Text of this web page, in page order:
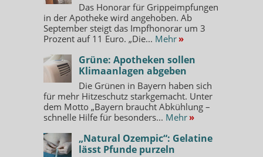
Das Honorar für Grippeimpfungen
in der Apotheke wird angehoben. Ab
September steigt das Impfhonorar um 3
Prozent auf 11 Euro. „Die... Mehr »
Grüne: Apotheken sollen
Klimaanlagen abgeben
Die Grünen in Bayern haben sich
für mehr Hitzeschutz starkgemacht. Unter
dem Motto „Bayern braucht Abkühlung –
schnelle Hilfe für besonders... Mehr »
„Natural Ozempic“: Gelatine
lässt Pfunde purzeln